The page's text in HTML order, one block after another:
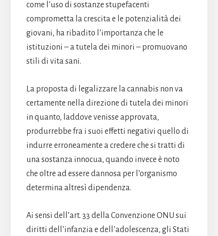
come l’uso di sostanze stupefacenti
comprometta la crescita e le potenzialità dei
giovani, ha ribadito l’importanza che le
istituzioni – a tutela dei minori – promuovano
stili di vita sani.
La proposta di legalizzare la cannabis non va
certamente nella direzione di tutela dei minori
in quanto, laddove venisse approvata,
produrrebbe fra i suoi effetti negativi quello di
indurre erroneamente a credere che si tratti di
una sostanza innocua, quando invece è noto
che oltre ad essere dannosa per l’organismo
determina altresì dipendenza.
Ai sensi dell’art. 33 della Convenzione ONU sui
diritti dell’infanzia e dell’adolescenza, gli Stati